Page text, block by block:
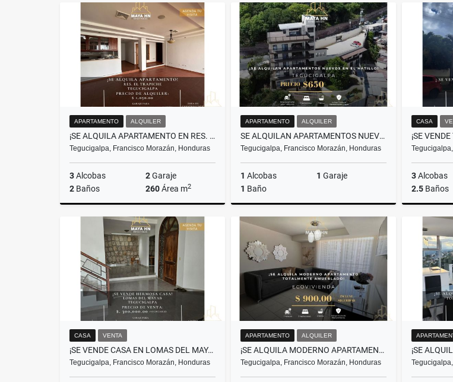
Alquiler
US$2,500
Venta
US$239,910
APARTAMENTO ALQUILER
¡SE ALQUILA APARTAMENTO EN RES. EL TRAPICHE! – TEGUCIGALPA
Tegucigalpa, Francisco Morazán, Honduras
3Alcobas 2Garaje
2 Baños 260Área m2
Alquiler
US$1,050
APARTAMENTO ALQUILER
SE ALQUILAN APARTAMENTOS NUEVOS EN EL HATILLO.
Tegucigalpa, Francisco Morazán, Honduras
1 Alcobas 1 Garaje
1 Baño
Alquiler
US$650
CASA
3Alcobas
2.5 Baños
CASA VENTA
¡SE VENDE CASA EN LOMAS DEL MAYAB! TEGUCIGALPA
Tegucigalpa, Francisco Morazán, Honduras
APARTAMENTO ALQUILER
¡SE ALQUILA MODERNO APARTAMENTO TOTALMENTE AMUEBLADO ECOVIVIENDA!
Tegucigalpa, Francisco Morazán, Honduras